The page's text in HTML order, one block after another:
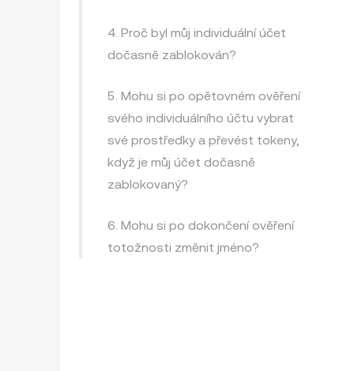
4. Proč byl můj individuální účet
dočasně zablokován?
5. Mohu si po opětovném ověření
svého individuálního účtu vybrat
své prostředky a převést tokeny,
když je můj účet dočasně
zablokovaný?
6. Mohu si po dokončení ověření
totožnosti změnit jméno?